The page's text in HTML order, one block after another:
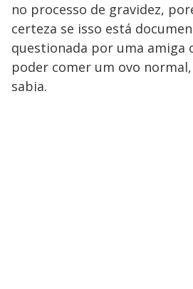
no processo de gravidez,
certeza se isso está
questionada por uma amiga
poder comer um ovo
sabia.